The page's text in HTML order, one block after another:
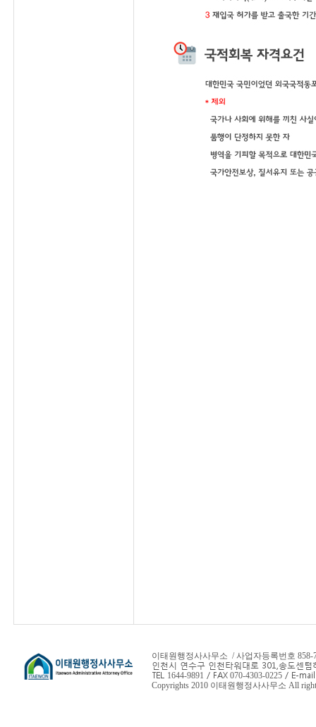
이태원행정사사무소 / 사업자등록번호 858-
인천시 연수구 인천타워대로 301,송도센텀
TEL 1644-9891 / FAX 070-4303-0225 / E-
Copyrights 2010 이태원행정사사무소 All